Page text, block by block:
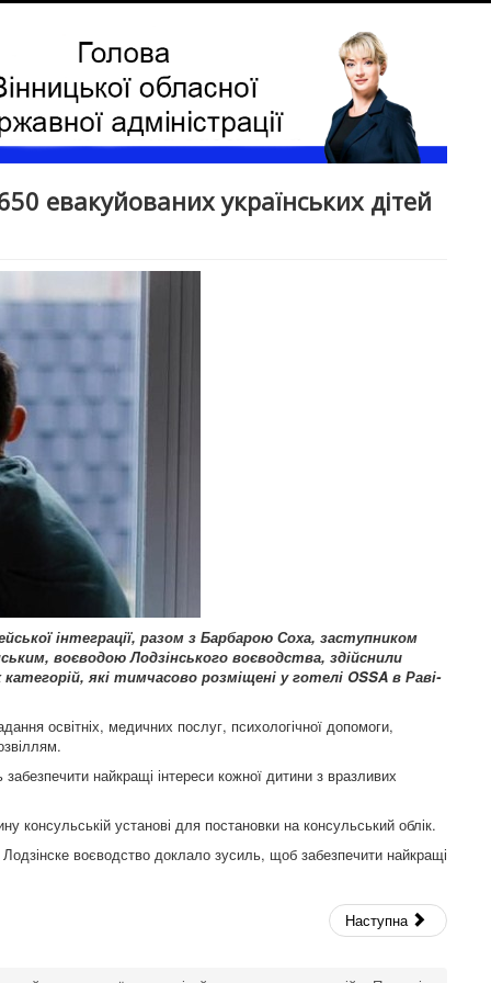
евакуйованих українських дітей
інтеграції, разом з Барбарою Соха, заступником
воєводою Лодзінського воєводства, здійснили
які тимчасово розміщені у готелі OSSA в Раві-
освітніх, медичних послуг, психологічної допомоги,
найкращі інтереси кожної дитини з вразливих
консульській установі для постановки на консульський облік.
воєводство доклало зусиль, щоб забезпечити найкращі
Наступна